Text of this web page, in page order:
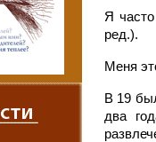
Я
ред.).
Меня
В 19
два